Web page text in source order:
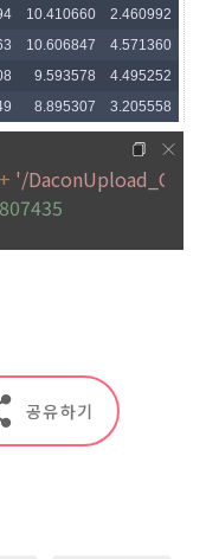
내용물이 다음 각 호에
이 삭제할 수 있다.
상시키는 내용인 경우
경우
는 내용인 경우
전에 위해가 되는 내
별도의 대회 규칙이
처리하고 있습니다.
개인정보와 관련한 고
처리 부서 및 연락처를
우에는 아래 기관에 문
국번없이
공유하기